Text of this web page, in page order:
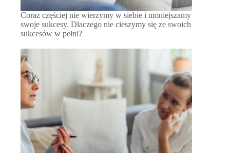
Coraz częściej nie wierzymy w siebie i umniejszamy
swoje sukcesy. Dlaczego nie cieszymy się ze swoich
sukcesów w pełni?